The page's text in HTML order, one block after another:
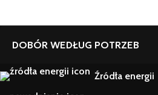
DOBÓR WEDŁUG POTRZEB
Źródła energii